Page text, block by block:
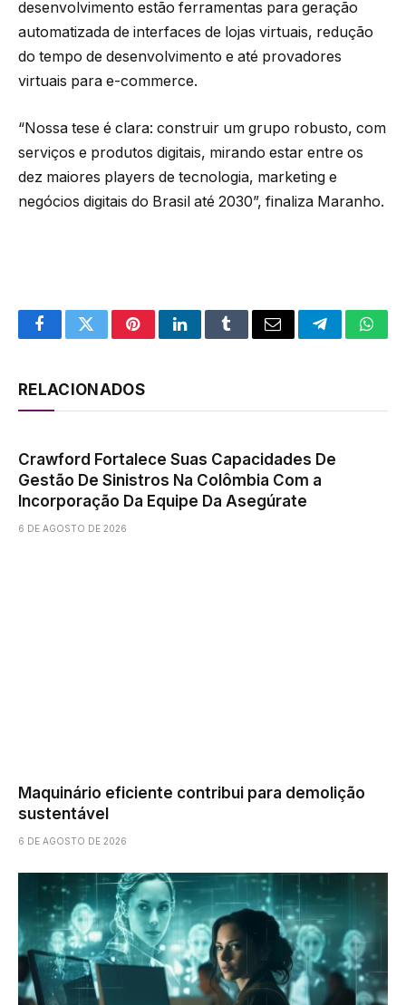
desenvolvimento estão ferramentas para geração
automatizada de interfaces de lojas virtuais, redução
do tempo de desenvolvimento e até provadores
virtuais para e-commerce.
“Nossa tese é clara: construir um grupo robusto, com
serviços e produtos digitais, mirando estar entre os
dez maiores players de tecnologia, marketing e
negócios digitais do Brasil até 2030”, finaliza Maranho.
FacebookTwitterPinterestLinkedInTumblrEmail Telegram
RELACIONADOS
Crawford Fortalece Suas Capacidades De
Gestão De Sinistros Na Colômbia Com a
Incorporação Da Equipe Da Asegúrate
6 DE AGOSTO DE 2026
Maquinário eficiente contribui para demolição
sustentável
6 DE AGOSTO DE 2026